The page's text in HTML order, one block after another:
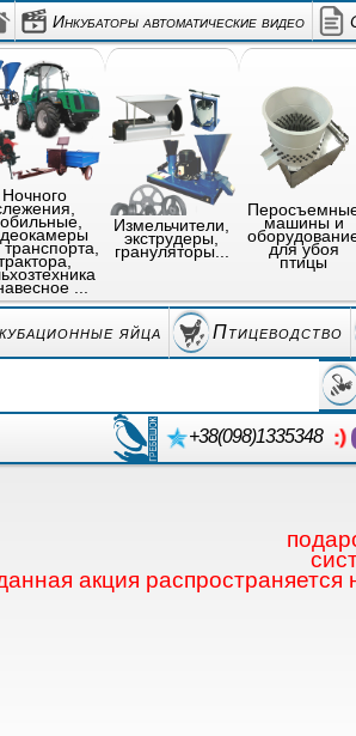
Инкубаторы автоматические видео
Ночного
...
Измельчители,
экструдеры,
грануляторы...
машины и
для убоя
птицы
яйца Птицеводство
+38(098)1335348
акция